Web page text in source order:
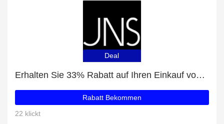
Deal
Erhalten Sie 33% Rabatt auf Ihren Einkauf von Pantofola d´ Oro Rizza Uomo Low
Rabatt Bekommen
22 klickt